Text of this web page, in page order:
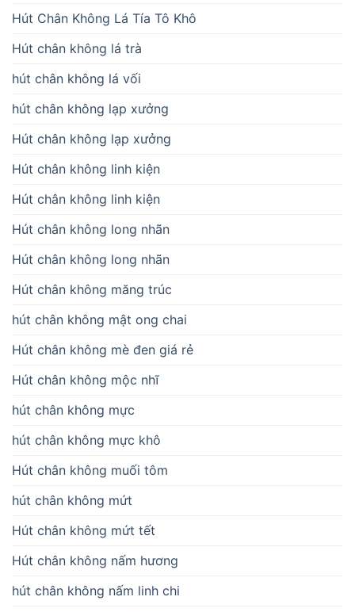
Hút Chân Không Lá Tía Tô Khô
Hút chân không lá trà
hút chân không lá vối
hút chân không lạp xưởng
Hút chân không lạp xưởng
Hút chân không linh kiện
Hút chân không linh kiện
Hút chân không long nhãn
Hút chân không long nhãn
Hút chân không măng trúc
hút chân không mật ong chai
Hút chân không mè đen giá rẻ
Hút chân không mộc nhĩ
hút chân không mực
hút chân không mực khô
Hút chân không muối tôm
hút chân không mứt
Hút chân không mứt tết
Hút chân không nấm hương
hút chân không nấm linh chi